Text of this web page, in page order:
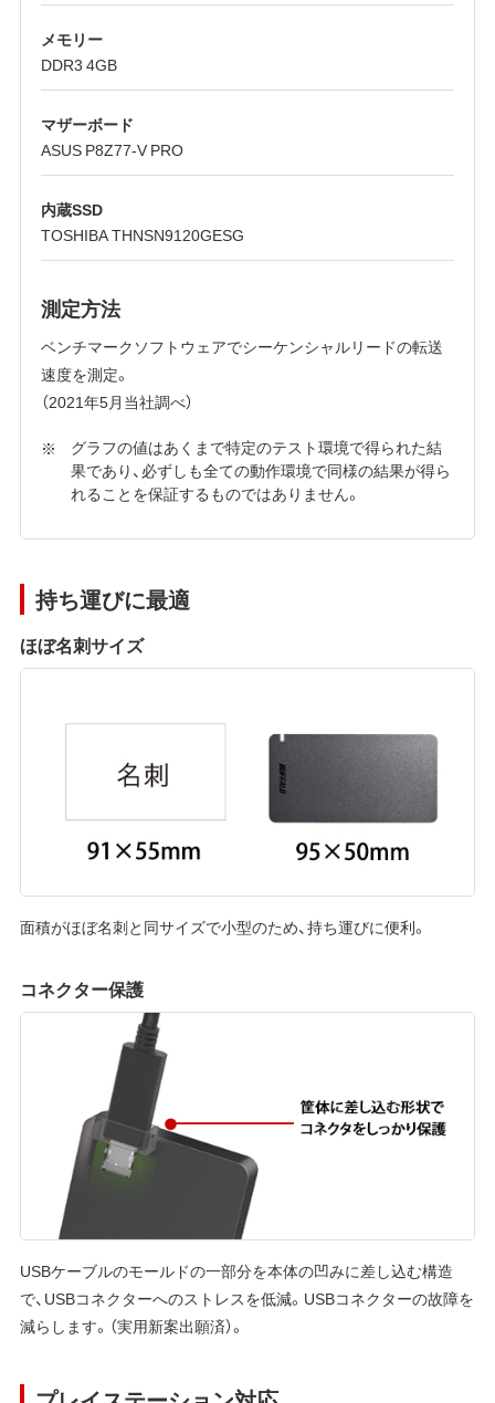
メモリー
DDR3 4GB
マザーボード
ASUS P8Z77-V PRO
内蔵SSD
TOSHIBA THNSN9120GESG
測定方法
ベンチマークソフトウェアでシーケンシャルリードの転送
速度を測定。
（2021年5月当社調べ）
グラフの値はあくまで特定のテスト環境で得られた結
果であり、必ずしも全ての動作環境で同様の結果が得ら
れることを保証するものではありません。
持ち運びに最適
ほぼ名刺サイズ
面積がほぼ名刺と同サイズで小型のため、持ち運びに便利。
コネクター保護
USBケーブルのモールドの一部分を本体の凹みに差し込む構造
で、USBコネクターへのストレスを低減。USBコネクターの故障を
減らします。（実用新案出願済）。